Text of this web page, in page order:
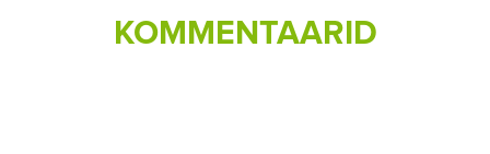
KOMMENTAARID